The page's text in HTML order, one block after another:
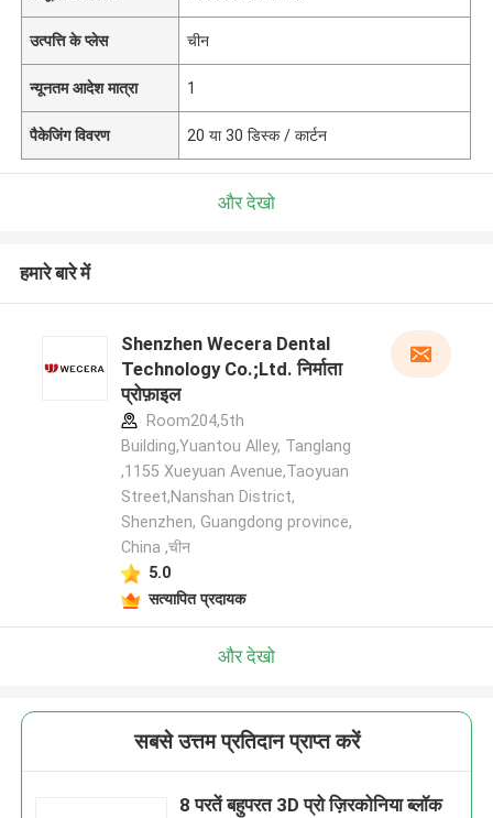
उत्पत्ति के प्लेस चीन
न्यूनतम आदेश मात्रा 1
पैकेजिंग विवरण 20 या 30 डिस्क / कार्टन
और देखो
हमारे बारे में
Shenzhen Wecera Dental
Technology Co.;Ltd. निर्माता
प्रोफ़ाइल
Room204,5th
Building,Yuantou Alley, Tanglang
,1155 Xueyuan Avenue,Taoyuan
Street,Nanshan District,
Shenzhen, Guangdong province,
China ,चीन
5.0
सत्यापित प्रदायक
और देखो
सबसे उत्तम प्रतिदान प्राप्त करें
8 परतें बहुपरत 3D प्रो ज़िरकोनिया ब्लॉक